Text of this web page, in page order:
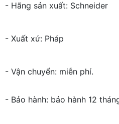
- Hãng sản xuất: Schneider
- Xuất xứ: Pháp
- Vận chuyển: miễn phí.
- Bảo hành: bảo hành 12